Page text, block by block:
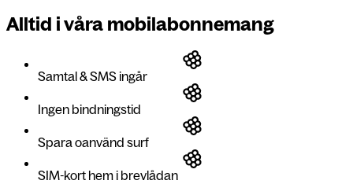
Alltid i våra mobilabonnemang
Samtal & SMS ingår
Ingen bindningstid
Spara oanvänd surf
SIM-kort hem i brevlådan